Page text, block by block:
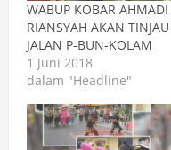
WABUP KOBAR AHMADI
RIANSYAH AKAN TINJAU
JALAN P-BUN-KOLAM
1 Juni 2018
dalam "Headline"